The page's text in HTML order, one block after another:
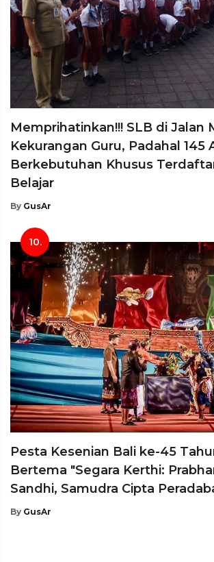
Memprihatinkan!!! SLB di Jalan
Kekurangan Guru, Padahal 145
Berkebutuhan Khusus
Belajar
By GusAr
10.
Pesta Kesenian Bali ke-45
Bertema "Segara Kerthi:
Sandhi, Samudra Cipta
By GusAr